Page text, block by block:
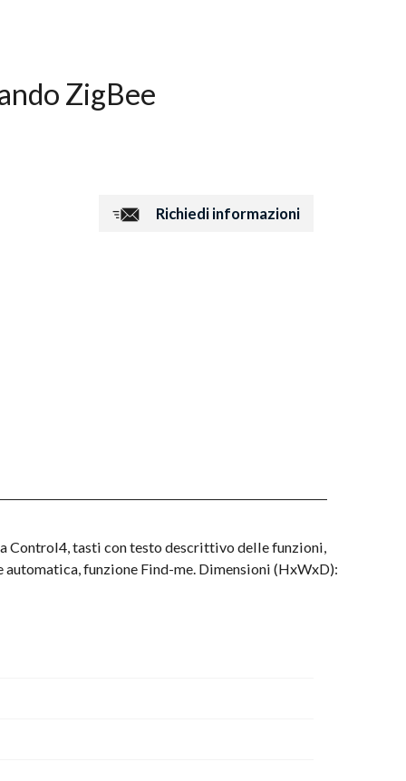
ZigBee
Richiedi informazioni
tasti con testo descrittivo delle funzioni,
funzione Find-me. Dimensioni (HxWxD):